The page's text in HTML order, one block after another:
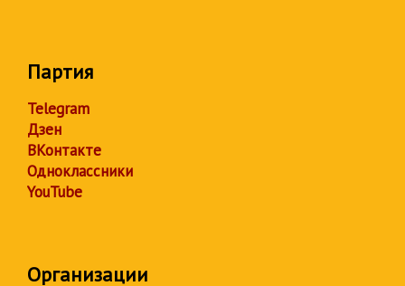
Партия
Telegram
Дзен
ВКонтакте
Одноклассники
YouTube
Организации